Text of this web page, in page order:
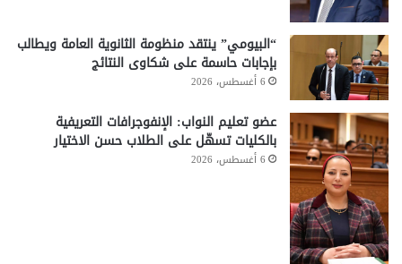
“البيومي” ينتقد منظومة الثانوية العامة ويطالب
بإجابات حاسمة على شكاوى النتائج
6 أغسطس، 2026
عضو تعليم النواب: الإنفوجرافات التعريفية
بالكليات تسهّل على الطلاب حسن الاختيار
6 أغسطس، 2026